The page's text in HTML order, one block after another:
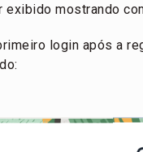
mostrando
login após a